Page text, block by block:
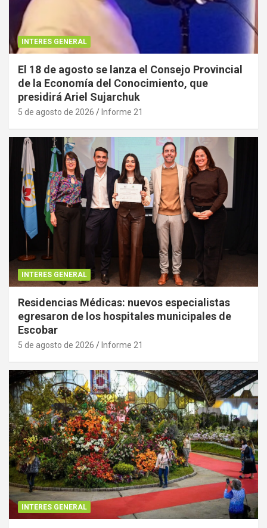
INTERES GENERAL
El 18 de agosto se lanza el Consejo Provincial
de la Economía del Conocimiento, que
presidirá Ariel Sujarchuk
5 de agosto de 2026 Informe 21
INTERES GENERAL
Residencias Médicas: nuevos especialistas
egresaron de los hospitales municipales de
Escobar
5 de agosto de 2026 Informe 21
INTERES GENERAL